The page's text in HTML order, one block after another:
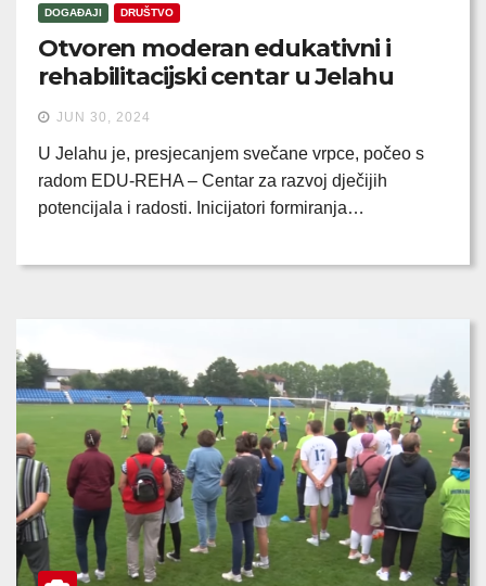
DOGAĐAJI DRUŠTVO
Otvoren moderan edukativni i
rehabilitacijski centar u Jelahu
JUN 30, 2024
U Jelahu je, presjecanjem svečane vrpce, počeo s
radom EDU-REHA – Centar za razvoj dječijih
potencijala i radosti. Inicijatori formiranja…